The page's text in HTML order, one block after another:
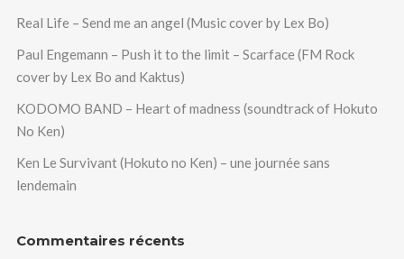
Real Life – Send me an angel (Music cover by Lex Bo)
Paul Engemann – Push it to the limit – Scarface (FM Rock
cover by Lex Bo and Kaktus)
KODOMO BAND – Heart of madness (soundtrack of Hokuto
No Ken)
Ken Le Survivant (Hokuto no Ken) – une journée sans
lendemain
Commentaires récents